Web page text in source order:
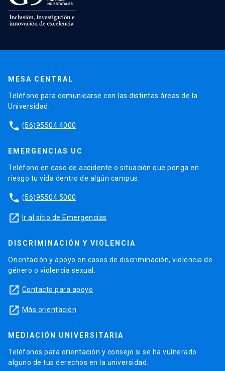
MESA CENTRAL
Teléfono para comunicarse con las distintas áreas de la
Universidad.
phone (56)95504 4000
EMERGENCIAS UC
Teléfono en caso de accidente o situación que ponga en
riesgo tu vida dentro de algún campus.
phone (56)95504 5000
launch Ir al sitio de Emergencias
DISCRIMINACIÓN Y VIOLENCIA
Orientación y apoyo en casos de discriminación, violencia de
género o violencia sexual.
launch Contacto para apoyo
launch Más orientación
MEDIACIÓN UNIVERSITARIA
Teléfonos para orientación y consejo si se ha vulnerado
alguno de tus derechos en la universidad.